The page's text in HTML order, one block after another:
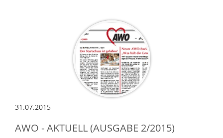
31.07.2015
AWO - AKTUELL (AUSGABE 2/2015)